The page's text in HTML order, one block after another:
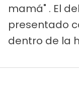
mamá" . El
presentado
dentro de la